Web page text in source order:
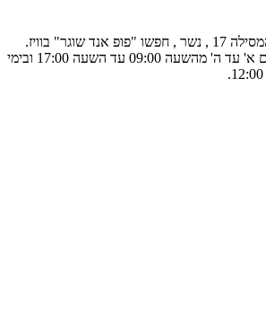
אולם התצוגה בכתובת המסילה 17 , נשר , חפשו "פופ אנד שוגר" בוויז.
שעות הפעילות הם בימים א' עד ה' מהשעה 09:00 עד השעה 17:00 ובימי